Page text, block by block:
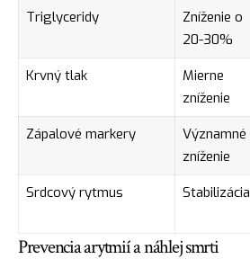
Triglyceridy
Zníženie o
20-30%
Krvný tlak
Mierne
zníženie
Zápalové markery
Významné
zníženie
Srdcový rytmus
Stabilizácia
Prevencia arytmií a náhlej smrti